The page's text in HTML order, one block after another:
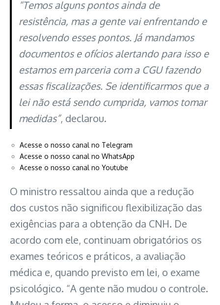
“Temos alguns pontos ainda de
resistência, mas a gente vai enfrentando e
resolvendo esses pontos. Já mandamos
documentos e ofícios alertando para isso e
estamos em parceria com a CGU fazendo
essas fiscalizações. Se identificarmos que a
lei não está sendo cumprida, vamos tomar
medidas”, declarou.
Acesse o nosso canal no Telegram
Acesse o nosso canal no WhatsApp
Acesse o nosso canal no Youtube
O ministro ressaltou ainda que a redução
dos custos não significou flexibilização das
exigências para a obtenção da CNH. De
acordo com ele, continuam obrigatórios os
exames teóricos e práticos, a avaliação
médica e, quando previsto em lei, o exame
psicológico. “A gente não mudou o controle.